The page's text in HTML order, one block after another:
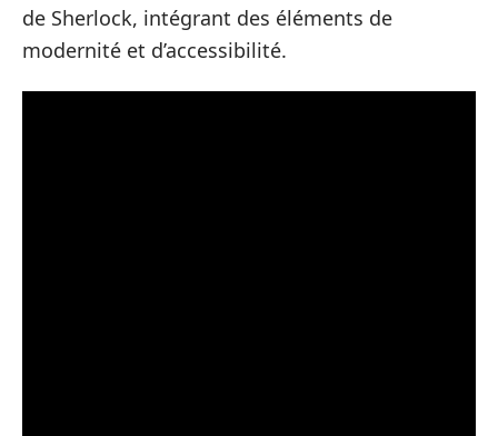
de Sherlock, intégrant des éléments de
modernité et d’accessibilité.